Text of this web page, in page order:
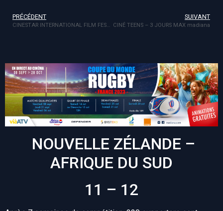
PRÉCÉDENT
CINESTAR INTERNATIONAL FILM FESTIVAL 7ème édition
SUIVANT
CINÉ TEENS – 3 JOURS MAX madiana
NOUVELLE ZÉLANDE –
AFRIQUE DU SUD
11 – 12